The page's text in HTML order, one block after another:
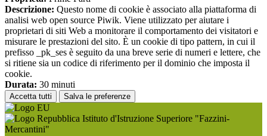
Descrizione: Questo nome di cookie è associato alla piattaforma di
analisi web open source Piwik. Viene utilizzato per aiutare i
proprietari di siti Web a monitorare il comportamento dei visitatori e
misurare le prestazioni del sito. È un cookie di tipo pattern, in cui il
prefisso _pk_ses è seguito da una breve serie di numeri e lettere, che
si ritiene sia un codice di riferimento per il dominio che imposta il
cookie.
Durata: 30 minuti
Accetta tutti Salva le preferenze
Istituto d'Istruzione Superiore "Fazzini-
Mercantini"